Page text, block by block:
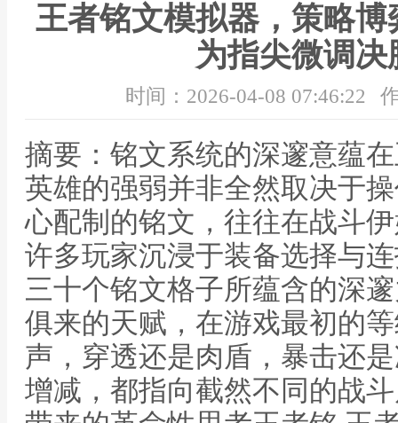
王者铭文模拟器，策略
为指尖微调
时间：2026-04-08 07:46:22
摘要：铭文系统的深邃意蕴
英雄的强弱并非全然取决于
心配制的铭文，往往在战斗
许多玩家沉浸于装备选择与
三十个铭文格子所蕴含的深
俱来的天赋，在游戏最初的
声，穿透还是肉盾，暴击还
增减，都指向截然不同的战